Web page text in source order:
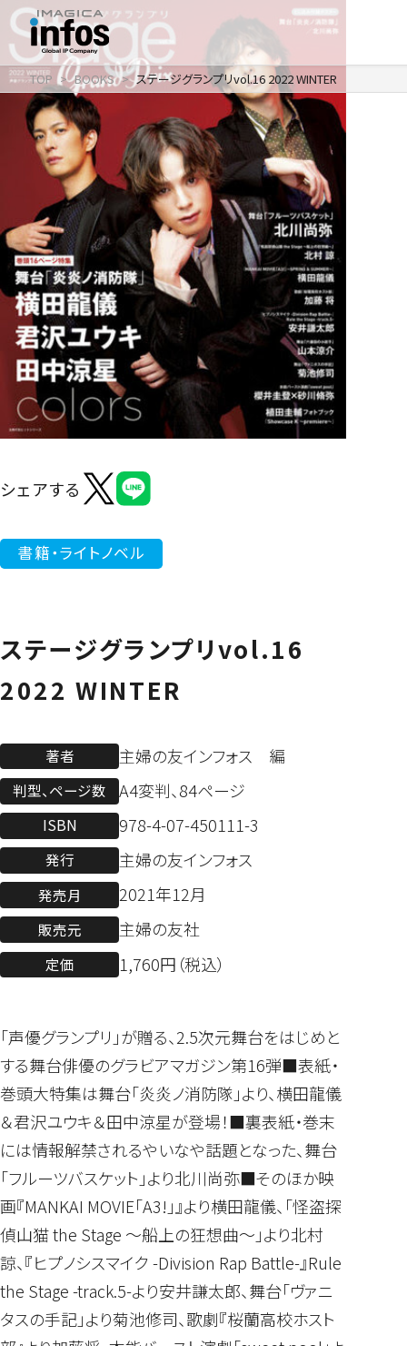
IP / MEDIA
事業紹介 TOP
出版事業
ライトアニメ事業
メディア事業
イベント事業／
配信事業
アパレル事業
COMPANY
会社情報 TOP
企業理念
会社概要
アクセス
沿革
RECRUIT
採用情報 TOP
新卒採用
中途・
アルバイト採用
よくあるご質問
ONLINE SHOP
TOP BOOKS ステージグランプリvol.16 2022 WINTER
シェアする
書籍・ライトノベル
ステージグランプリvol.16
2022 WINTER
著者 主婦の友インフォス 編
判型、ページ数 A4変判、84ページ
ISBN 978-4-07-450111-3
発行 主婦の友インフォス
発売月 2021年12月
販売元 主婦の友社
定価 1,760円（税込）
「声優グランプリ」が贈る、2.5次元舞台をはじめと
する舞台俳優のグラビアマガジン第16弾■表紙・
巻頭大特集は舞台「炎炎ノ消防隊」より、横田龍儀
＆君沢ユウキ＆田中涼星が登場！■裏表紙・巻末
には情報解禁されるやいなや話題となった、舞台
「フルーツバスケット」より北川尚弥■そのほか映
画『MANKAI MOVIE「A3!」』より横田龍儀、「怪盗探
偵山猫 the Stage ～船上の狂想曲～」より北村
諒、『ヒプノシスマイク -Division Rap Battle-』Rule
the Stage -track.5-より安井謙太郎、舞台「ヴァニ
タスの手記」より菊池修司、歌劇『桜蘭高校ホスト